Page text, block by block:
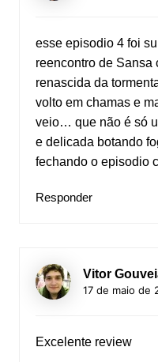
esse episodio 4 foi
reencontro de Sansa
renascida da
volto em chamas e
veio… que não é só
e delicada botando
fechando o episodio
Responder
Vitor
17 de maio de
Excelente review